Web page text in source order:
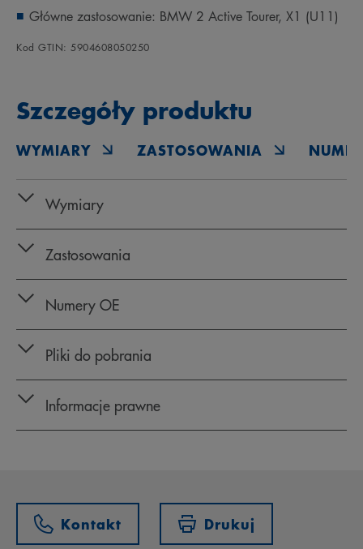
Główne zastosowanie: BMW 2 Active Tourer, X1 (U11)
Kod GTIN: 5904608050250
Szczegóły produktu
WYMIARY ZASTOSOWANIA
Wymiary
Zastosowania
Numery OE
Pliki do pobrania
Informacje prawne
Kontakt Drukuj